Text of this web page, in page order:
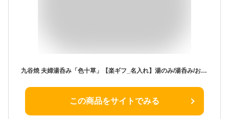
九谷焼 夫婦湯呑み「色十草」【楽ギフ_名入れ】湯のみ/湯呑み/おしゃれ/かわいい/セット/結婚祝い/ペア/妻/結婚記念日/両親/ギフト/プレゼント/初任給/金婚式/銀婚式/還暦/古希/喜寿/傘寿/米寿/卒寿/お祝い/母の日/父の日/敬老の日
この商品をサイトでみる